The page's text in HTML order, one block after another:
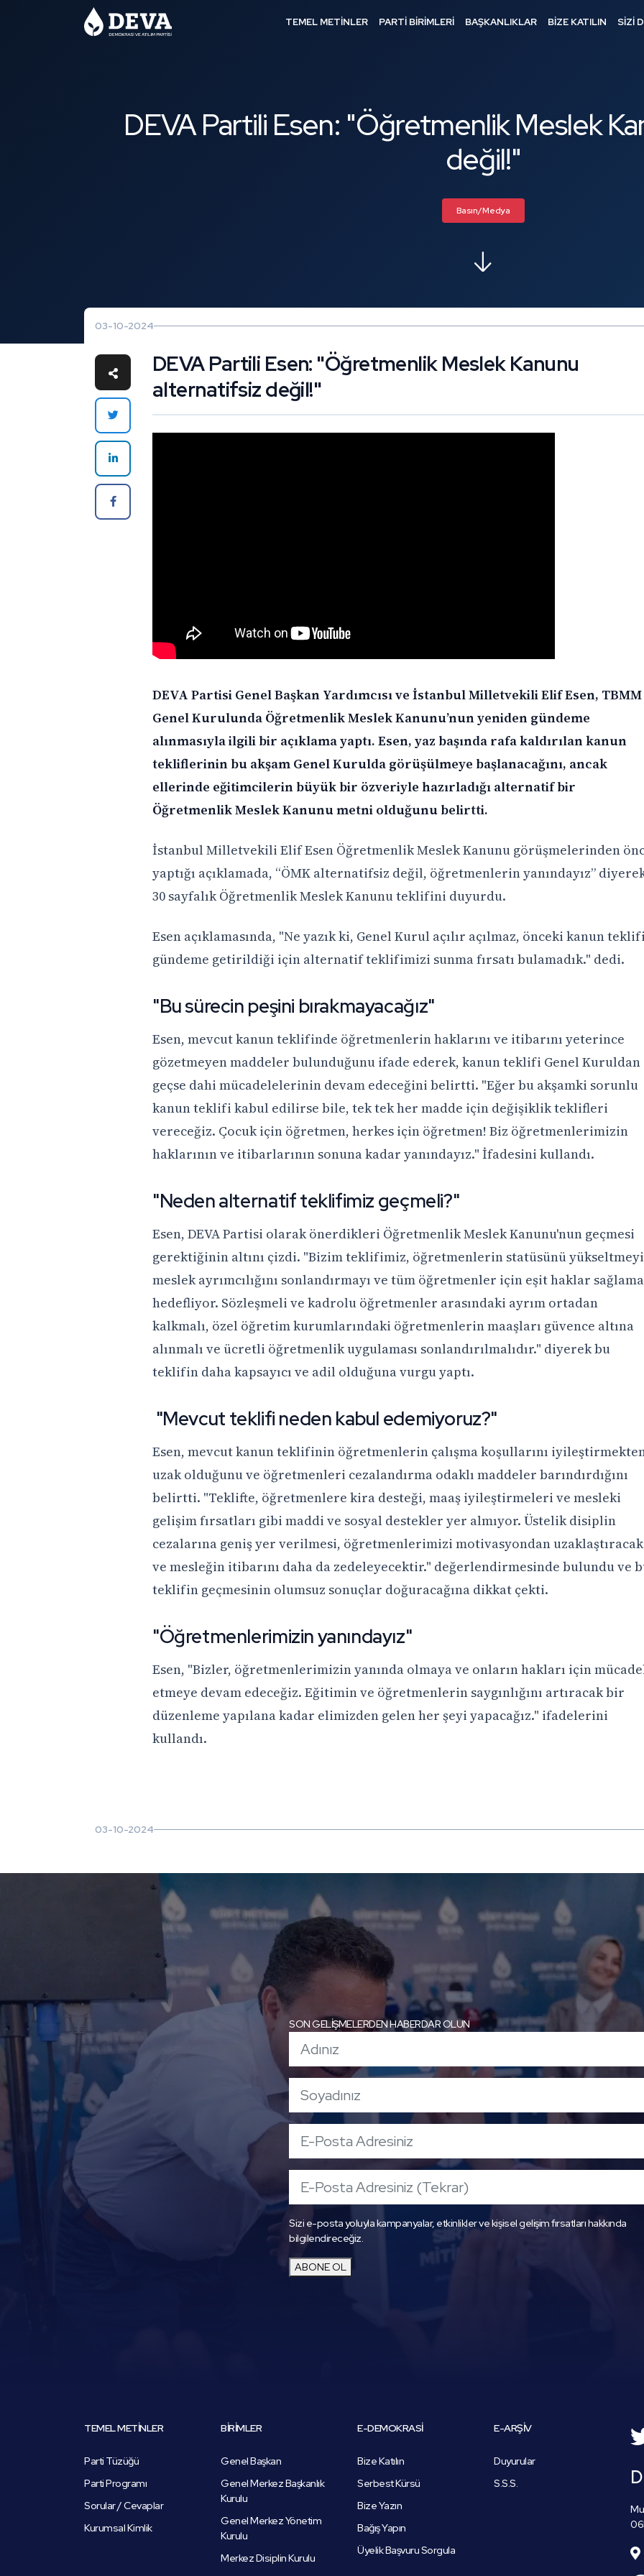
TEMEL METİNLER PARTİ BİRİMLERİ BAŞKANLIKLAR BİZE KATILIN SİZİ
DEVA Partili Esen: "Öğretmenlik Meslek
değil!"
Basın/Medya
03-10-2024
DEVA Partili Esen: "Öğretmenlik Meslek Kanunu
alternatifsiz değil!"
DEVA Partisi Genel Başkan Yardımcısı ve İstanbul Milletvekili Elif Esen, TBMM
Genel Kurulunda Öğretmenlik Meslek Kanunu’nun yeniden gündeme
alınmasıyla ilgili bir açıklama yaptı. Esen, yaz başında rafa kaldırılan kanun
tekliflerinin bu akşam Genel Kurulda görüşülmeye başlanacağını, ancak
ellerinde eğitimcilerin büyük bir özveriyle hazırladığı alternatif bir
Öğretmenlik Meslek Kanunu metni olduğunu belirtti.
İstanbul Milletvekili Elif Esen Öğretmenlik Meslek Kanunu görüşmelerinden
yaptığı açıklamada, “ÖMK alternatifsiz değil, öğretmenlerin yanındayız”
30 sayfalık Öğretmenlik Meslek Kanunu teklifini duyurdu.
Esen açıklamasında, "Ne yazık ki, Genel Kurul açılır açılmaz, önceki kanun
gündeme getirildiği için alternatif teklifimizi sunma fırsatı bulamadık." dedi.
"Bu sürecin peşini bırakmayacağız"
Esen, mevcut kanun teklifinde öğretmenlerin haklarını ve itibarını yeterince
gözetmeyen maddeler bulunduğunu ifade ederek, kanun teklifi Genel Kuruldan
geçse dahi mücadelelerinin devam edeceğini belirtti. "Eğer bu akşamki sorunlu
kanun teklifi kabul edilirse bile, tek tek her madde için değişiklik teklifleri
vereceğiz. Çocuk için öğretmen, herkes için öğretmen! Biz öğretmenlerimizin
haklarının ve itibarlarının sonuna kadar yanındayız." İfadesini kullandı.
"Neden alternatif teklifimiz geçmeli?"
Esen, DEVA Partisi olarak önerdikleri Öğretmenlik Meslek Kanunu'nun geçmesi
gerektiğinin altını çizdi. "Bizim teklifimiz, öğretmenlerin statüsünü
meslek ayrımcılığını sonlandırmayı ve tüm öğretmenler için eşit haklar
hedefliyor. Sözleşmeli ve kadrolu öğretmenler arasındaki ayrım ortadan
kalkmalı, özel öğretim kurumlarındaki öğretmenlerin maaşları güvence altına
alınmalı ve ücretli öğretmenlik uygulaması sonlandırılmalıdır." diyerek bu
teklifin daha kapsayıcı ve adil olduğuna vurgu yaptı.
"Mevcut teklifi neden kabul edemiyoruz?"
Esen, mevcut kanun teklifinin öğretmenlerin çalışma koşullarını
uzak olduğunu ve öğretmenleri cezalandırma odaklı maddeler barındırdığını
belirtti. "Teklifte, öğretmenlere kira desteği, maaş iyileştirmeleri ve mesleki
gelişim fırsatları gibi maddi ve sosyal destekler yer almıyor. Üstelik disiplin
cezalarına geniş yer verilmesi, öğretmenlerimizi motivasyondan uzaklaştıracak
ve mesleğin itibarını daha da zedeleyecektir." değerlendirmesinde bulundu ve
teklifin geçmesinin olumsuz sonuçlar doğuracağına dikkat çekti.
"Öğretmenlerimizin yanındayız"
Esen, "Bizler, öğretmenlerimizin yanında olmaya ve onların hakları için
etmeye devam edeceğiz. Eğitimin ve öğretmenlerin saygınlığını artıracak bir
düzenleme yapılana kadar elimizden gelen her şeyi yapacağız." ifadelerini
kullandı.
03-10-2024
SON GELİŞMELERDEN HABERDAR OLUN
Sizi e-posta yoluyla kampanyalar, etkinlikler ve kişisel gelişim fırsatları hakkında
bilgilendireceğiz.
ABONE OL
TEMEL METİNLER
Parti Tüzüğü
Parti Programı
Sorular / Cevaplar
Kurumsal Kimlik
BİRİMLER
Genel Başkan
Genel Merkez Başkanlık
Kurulu
Genel Merkez Yönetim
Kurulu
Merkez Disiplin Kurulu
E-DEMOKRASİ
Bize Katılın
Serbest Kürsü
Bize Yazın
Bağış Yapın
Üyelik Başvuru Sorgula
E-ARŞİV
Duyurular
S.S.S.